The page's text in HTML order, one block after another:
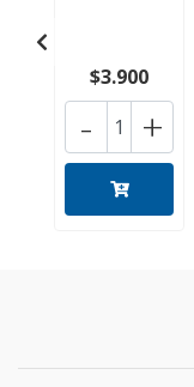
$3.900
+
-